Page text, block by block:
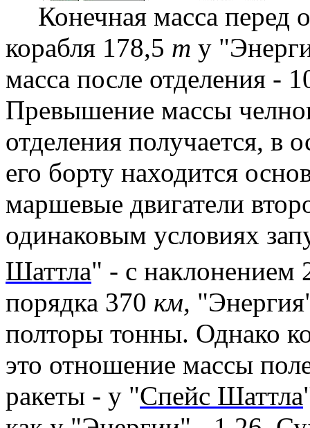
Конечная масса перед
корабля 178,5 т у
масса после отделения -
Превышение массы
отделения получается, в
его борту находится
маршевые двигатели
одинаковым условиях
Шаттла" - с наклонением
порядка 370 км,
полторы тонны. Однако
это отношение массы
ракеты - у "Спейс Шаттла